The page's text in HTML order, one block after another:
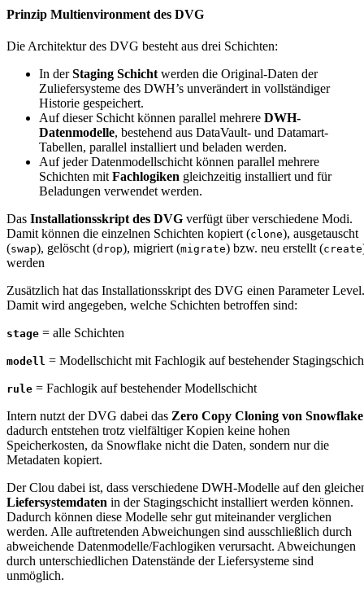
Prinzip Multienvironment des DVG
Die Architektur des DVG besteht aus drei Schichten:
In derStaging Schicht werden die Original-Daten der
Zuliefersysteme des DWH’s unverändert in vollständiger
Historie gespeichert.
Auf dieser Schicht können parallel mehrere DWH-
Datenmodelle, bestehend aus DataVault- und Datamart-
Tabellen, parallel installiert und beladen werden.
Auf jeder Datenmodellschicht können parallel mehrere
Schichten mit Fachlogiken gleichzeitig installiert und für
Beladungen verwendet werden.
Das Installationsskript des DVG verfügt über verschiedene Modi.
Damit können die einzelnen Schichten kopiert (clone), ausgetauscht
(swap), gelöscht (drop), migriert (migrate) bzw. neu erstellt (create
werden
Zusätzlich hat das Installationsskript des DVG einen Parameter Level.
Damit wird angegeben, welche Schichten betroffen sind:
stage = alle Schichten
modell = Modellschicht mit Fachlogik auf bestehender
rule = Fachlogik auf bestehender Modellschicht
Intern nutzt der DVG dabei das Zero Copy Cloning von Snowflake
dadurch entstehen trotz vielfältiger Kopien keine hohen
Speicherkosten, da Snowflake nicht die Daten, sondern nur die
Metadaten kopiert.
Der Clou dabei ist, dass verschiedene DWH-Modelle auf den
Liefersystemdaten in der Stagingschicht installiert werden können.
Dadurch können diese Modelle sehr gut miteinander verglichen
werden. Alle auftretenden Abweichungen sind ausschließlich durch
abweichende Datenmodelle/Fachlogiken verursacht. Abweichungen
durch unterschiedlichen Datenstände der Liefersysteme sind
unmöglich.